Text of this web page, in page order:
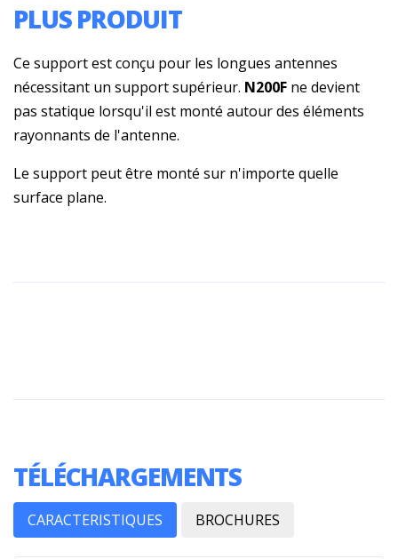
PLUS PRODUIT
Ce support est conçu pour les longues antennes
nécessitant un support supérieur. N200F ne devient
pas statique lorsqu'il est monté autour des éléments
rayonnants de l'antenne.
Le support peut être monté sur n'importe quelle
surface plane.
TÉLÉCHARGEMENTS
CARACTERISTIQUES BROCHURES